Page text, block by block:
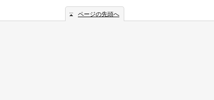
ページの先頭へ